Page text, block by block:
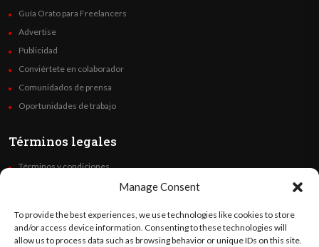
Manage Consent
To provide the best experiences, we use technologies like cookies to store
and/or access device information. Consenting to these technologies will
allow us to process data such as browsing behavior or unique IDs on this site.
Guía Orato para Freelancers
Advertise
Publicidad
Conviértete en colaborador
Comunidados de prensa
Oportunidades de trabajo
Términos legales
Términos y condiciones
Code of Ethics